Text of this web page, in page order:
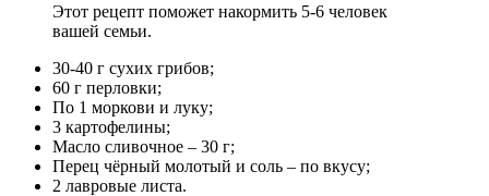
Этот рецепт поможет накормить 5-6 человек
вашей семьи.
30-40 г сухих грибов;
60 г перловки;
По 1 моркови и луку;
3 картофелины;
Масло сливочное – 30 г;
Перец чёрный молотый и соль – по вкусу;
2 лавровые листа.